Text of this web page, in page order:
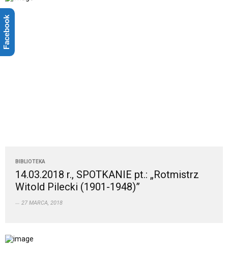
BIBLIOTEKA
14.03.2018 r., SPOTKANIE pt.: „Rotmistrz
Witold Pilecki (1901-1948)”
27 MARCA, 2018
Facebook